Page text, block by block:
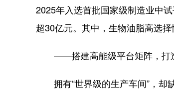
2025年入选首批国家级制造业中
超30亿元。其中，生物油脂高选
——搭建高能级平台矩阵，打造
拥有“世界级的生产车间”，却